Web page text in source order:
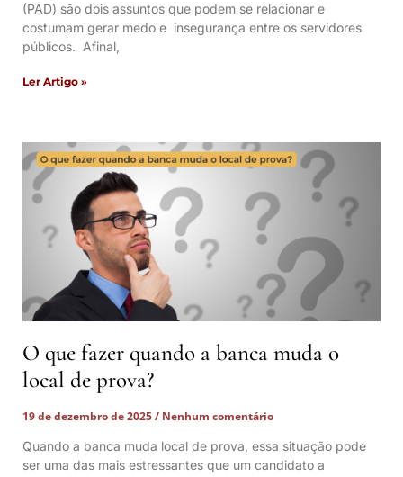
(PAD) são dois assuntos que podem se relacionar e
costumam gerar medo e insegurança entre os servidores
públicos. Afinal,
Ler Artigo »
O que fazer quando a banca muda o
local de prova?
19 de dezembro de 2025
Nenhum comentário
Quando a banca muda local de prova, essa situação pode
ser uma das mais estressantes que um candidato a